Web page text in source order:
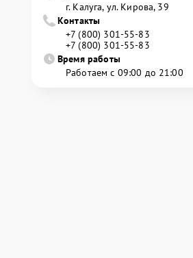
г. Калуга, ул. Кирова, 39
Контакты
+7 (800) 301-55-83
+7 (800) 301-55-83
Время работы
Работаем с 09:00 до 21:00